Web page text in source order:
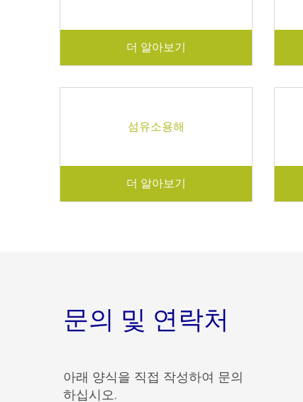
더 알아보기
섬유소용해
더 알아보기
문의 및 연락처
아래 양식을 직접 작성하여 문의
하십시오.